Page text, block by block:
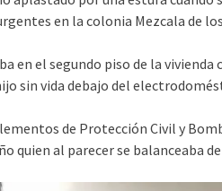
en la colonia Mezcala de
en el segundo piso de la vivienda
sin vida debajo del
de Protección Civil y
quien al parecer se balanceaba